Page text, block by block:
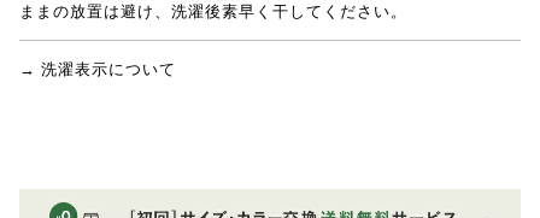
ままの放置は避け、洗濯後素早く干してください。
→ 洗濯表示について